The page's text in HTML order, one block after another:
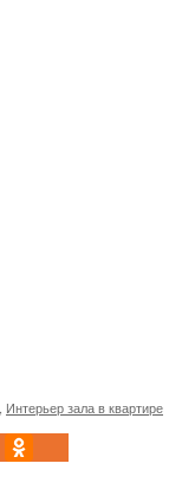
Интерьер зала в квартире